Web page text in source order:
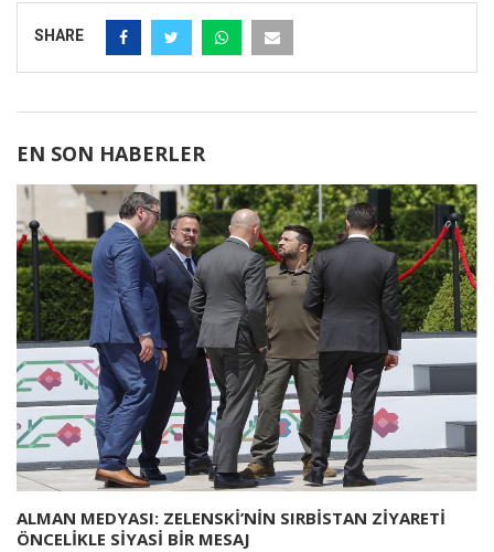
SHARE
EN SON HABERLER
ALMAN MEDYASI: ZELENSKİ’NİN SIRBİSTAN ZİYARETİ
ÖNCELİKLE SİYASİ BİR MESAJ